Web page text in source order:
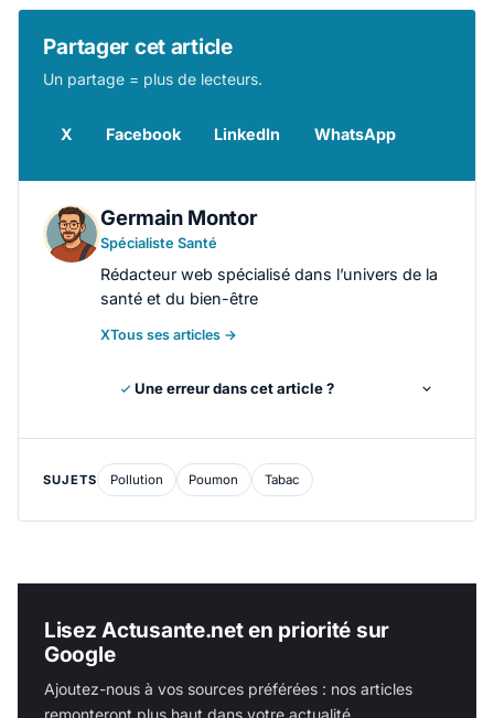
Partager cet article
Un partage = plus de lecteurs.
X Facebook LinkedIn WhatsApp
Germain Montor
Spécialiste Santé
Rédacteur web spécialisé dans l’univers de la
santé et du bien-être
XTous ses articles →
Une erreur dans cet article ?
SUJETS Pollution Poumon Tabac
Lisez Actusante.net en priorité sur
Google
Ajoutez-nous à vos sources préférées : nos articles
remonteront plus haut dans votre actualité.